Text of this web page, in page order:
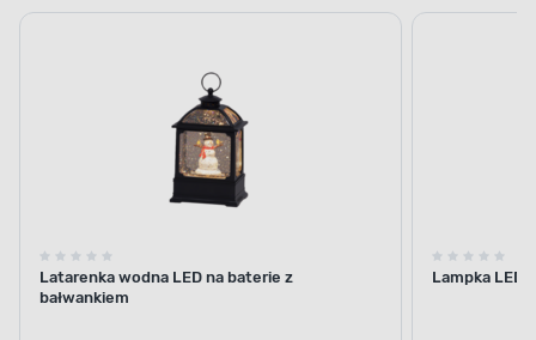
latarenki bożonarodzeniowe
Latarenka wodna LED na baterie z
bałwankiem
Lampka LED